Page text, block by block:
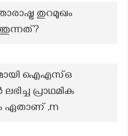
തുറമുഖം
ഐഎസ്ഒ
പ്രാഥമിക
ഏതാണ് ,m